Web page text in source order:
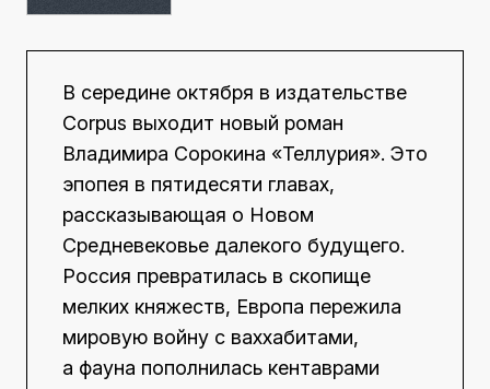
В середине октября в издательстве
Corpus выходит новый роман
Владимира Сорокина «Теллурия». Это
эпопея в пятидесяти главах,
рассказывающая о Новом
Средневековье далекого будущего.
Россия превратилась в скопище
мелких княжеств, Европа пережила
мировую войну с ваххабитами,
а фауна пополнилась кентаврами